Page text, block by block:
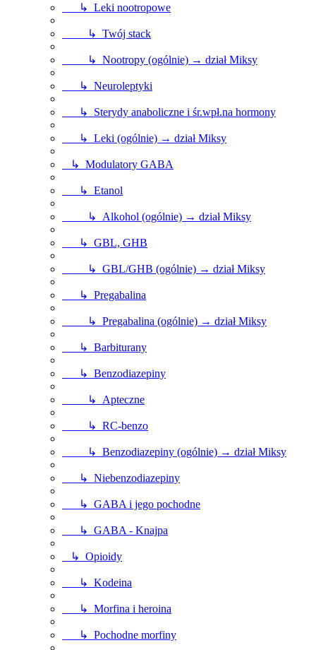
↳ Leki nootropowe
↳ Twój stack
↳ Nootropy (ogólnie) → dział Miksy
↳ Neuroleptyki
↳ Sterydy anaboliczne i śr.wpł.na hormony
↳ Leki (ogólnie) → dział Miksy
↳ Modulatory GABA
↳ Etanol
↳ Alkohol (ogólnie) → dział Miksy
↳ GBL, GHB
↳ GBL/GHB (ogólnie) → dział Miksy
↳ Pregabalina
↳ Pregabalina (ogólnie) → dział Miksy
↳ Barbiturany
↳ Benzodiazepiny
↳ Apteczne
↳ RC-benzo
↳ Benzodiazepiny (ogólnie) → dział Miksy
↳ Niebenzodiazepiny
↳ GABA i jego pochodne
↳ GABA - Knajpa
↳ Opioidy
↳ Kodeina
↳ Morfina i heroina
↳ Pochodne morfiny